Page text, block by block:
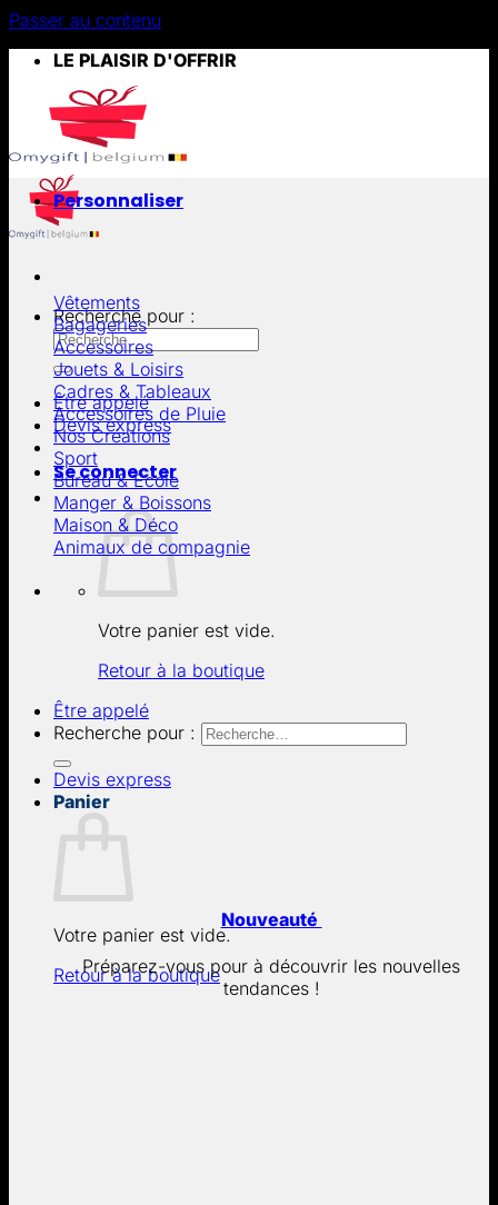
Passer au contenu
LE PLAISIR D'OFFRIR
Recherche pour :
Être appelé
Devis express
Se connecter
Votre panier est vide.
Retour à la boutique
Être appelé
Recherche pour :
Devis express
Panier
Votre panier est vide.
Retour à la boutique
Personnaliser
Vêtements
Bagageries
Accessoires
Jouets & Loisirs
Cadres & Tableaux
Accessoires de Pluie
Nos Créations
Sport
Bureau & École
Manger & Boissons
Maison & Déco
Animaux de compagnie
Nouveauté
Préparez-vous pour à découvrir les nouvelles
tendances !